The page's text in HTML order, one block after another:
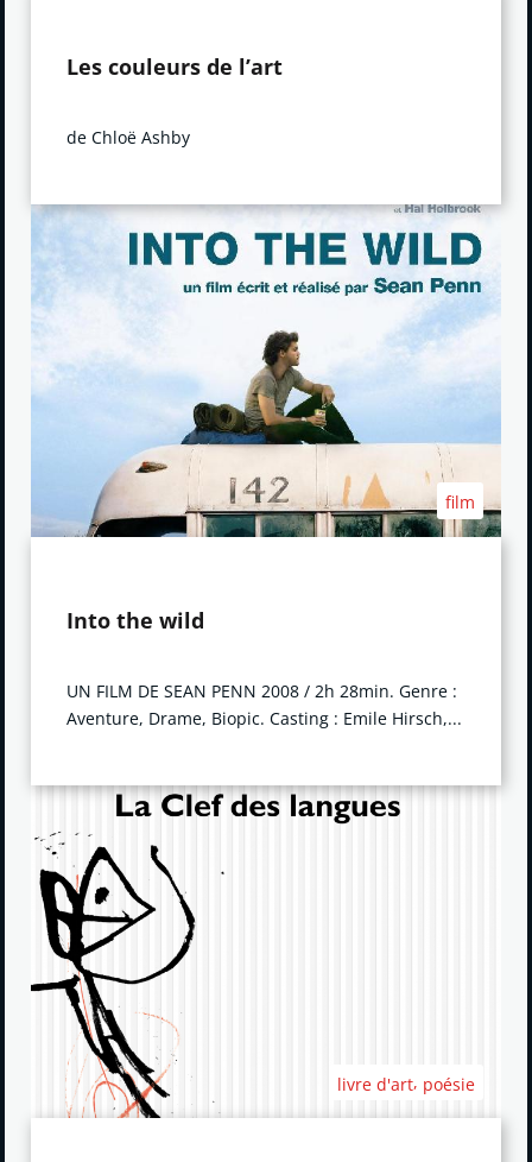
Les couleurs de l’art
de Chloë Ashby
film
Into the wild
UN FILM DE SEAN PENN 2008 / 2h 28min. Genre :
Aventure, Drame, Biopic. Casting : Emile Hirsch,...
livre d'art, poésie